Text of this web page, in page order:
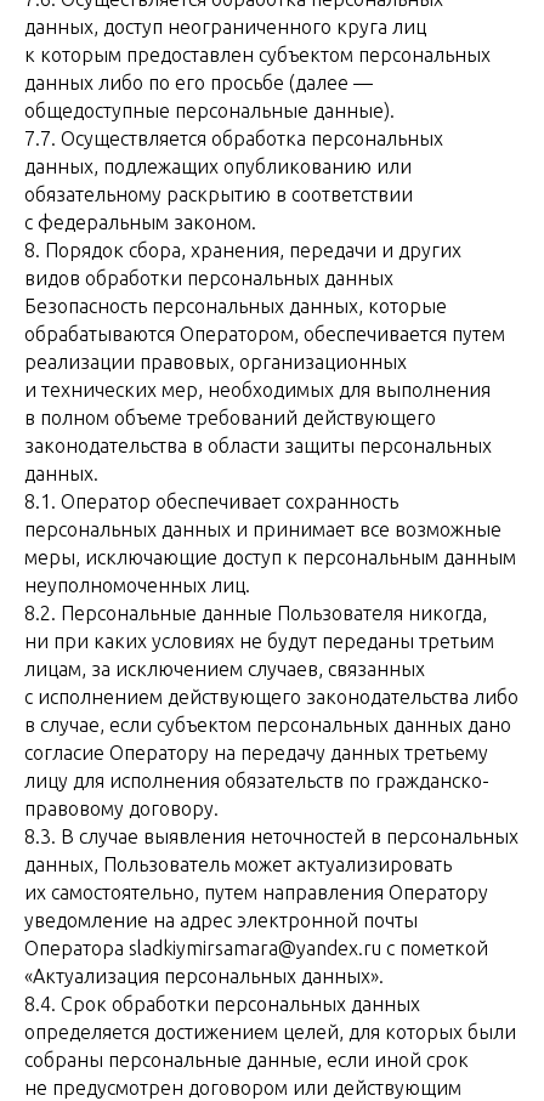
данных, доступ неограниченного круга лиц
к которым предоставлен субъектом персональных
данных либо по его просьбе (далее —
общедоступные персональные данные).
7.7. Осуществляется обработка персональных
данных, подлежащих опубликованию или
обязательному раскрытию в соответствии
с федеральным законом.
8. Порядок сбора, хранения, передачи и других
видов обработки персональных данных
Безопасность персональных данных, которые
обрабатываются Оператором, обеспечивается путем
реализации правовых, организационных
и технических мер, необходимых для выполнения
в полном объеме требований действующего
законодательства в области защиты персональных
данных.
8.1. Оператор обеспечивает сохранность
персональных данных и принимает все возможные
меры, исключающие доступ к персональным данным
неуполномоченных лиц.
8.2. Персональные данные Пользователя никогда,
ни при каких условиях не будут переданы третьим
лицам, за исключением случаев, связанных
с исполнением действующего законодательства либо
в случае, если субъектом персональных данных дано
согласие Оператору на передачу данных третьему
лицу для исполнения обязательств по гражданско-
правовому договору.
8.3. В случае выявления неточностей в персональных
данных, Пользователь может актуализировать
их самостоятельно, путем направления Оператору
уведомление на адрес электронной почты
Оператора sladkiymirsamara@yandex.ru с пометкой
«Актуализация персональных данных».
8.4. Срок обработки персональных данных
определяется достижением целей, для которых были
собраны персональные данные, если иной срок
не предусмотрен договором или действующим